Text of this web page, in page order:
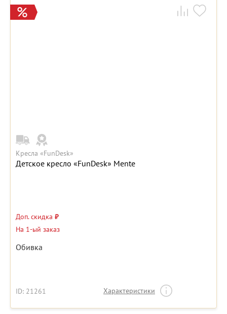
Кресла «FunDesk»
Детское кресло «FunDesk» Mente
Доп. скидка ₽
На 1-ый заказ
Обивка
ID: 21261 Характеристики